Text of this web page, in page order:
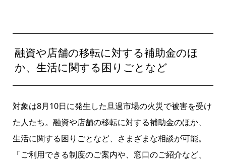
融資や店舗の移転に対する補助金のほ
か、生活に関する困りごとなど
対象は8月10日に発生した旦過市場の火災で被害を受け
た人たち。融資や店舗の移転に対する補助金のほか、
生活に関する困りごとなど、さまざまな相談が可能。
「ご利用できる制度のご案内や、窓口のご紹介など、